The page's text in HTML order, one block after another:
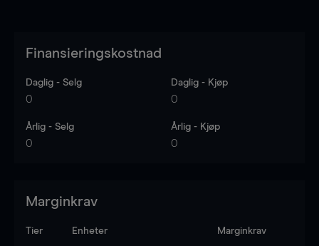
Finansieringskostnad
Daglig - Selg
0
Daglig - Kjøp
0
Årlig - Selg
0
Årlig - Kjøp
0
Marginkrav
Tier Enheter Marginkrav